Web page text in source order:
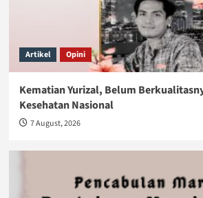
Artikel Opini
Kematian Yurizal, Belum
Kesehatan Nasional
7 August, 2026